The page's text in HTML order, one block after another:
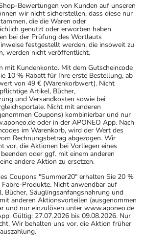
Bewertungen von Kunden auf unseren
wir nicht sicherstellen, dass diese nur
die die Waren oder
genutzt oder erworben haben.
bei der Prüfung des Wortlauts
festgestellt werden, die insoweit zu
werden nicht veröffentlicht.
mit Kundenkonto. Mit dem Gutscheincode
10 % Rabatt für Ihre erste Bestellung, ab
von 49 € (Warenkorbwert). Nicht
Artikel, Bücher,
und Versandkosten sowie bei
Nicht mit anderen
Coupons) kombinierbar und nur
oder in der APONEO App. Nach
im Warenkorb, wird der Wert des
Rechnungsbetrag abgezogen. Wir
vor, die Aktionen bei Vorliegen eines
oder ggf. mit einem anderen
andere Aktion zu ersetzen.
Coupons "Summer20" erhalten Sie 20 %
Produkte. Nicht anwendbar auf
Bücher, Säuglingsanfangsnahrung und
anderen Aktionsvorteilen (ausgenommen
und nur einzulösen unter www.aponeo.de
Gültig: 27.07.2026 bis 09.08.2026. Nur
Wir behalten uns vor, die Aktion früher